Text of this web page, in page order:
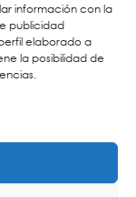
información con la
publicidad
elaborado a
la posibilidad de
Ético